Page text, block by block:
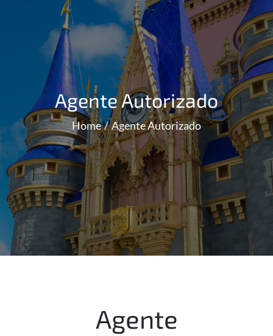
Agente Autorizado
Home Agente Autorizado
Agente